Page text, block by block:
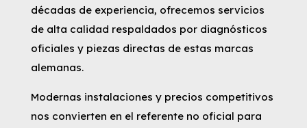
décadas de experiencia, ofrecemos servicios
de alta calidad respaldados por diagnósticos
oficiales y piezas directas de estas marcas
alemanas.
Modernas instalaciones y precios competitivos
nos convierten en el referente no oficial para